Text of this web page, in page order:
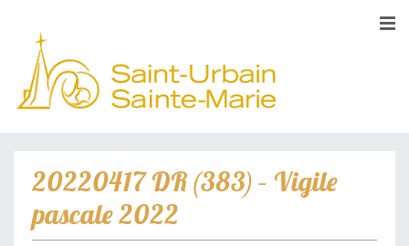
20220417 DR (383) – Vigile
pascale 2022